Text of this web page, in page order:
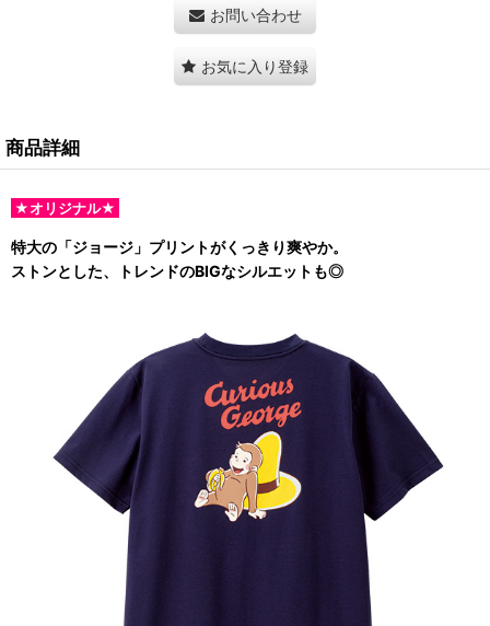
お問い合わせ
お気に入り登録
商品詳細
★オリジナル★
特大の「ジョージ」プリントがくっきり爽やか。
ストンとした、トレンドのBIGなシルエットも◎